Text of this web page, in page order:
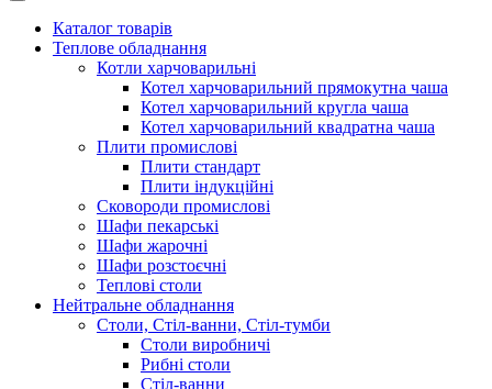
Каталог товарів
Теплове обладнання
Котли харчоварильні
Котел харчоварильний прямокутна чаша
Котел харчоварильний кругла чаша
Котел харчоварильний квадратна чаша
Плити промислові
Плити стандарт
Плити індукційні
Сковороди промислові
Шафи пекарські
Шафи жарочні
Шафи розстоєчні
Теплові столи
Нейтральне обладнання
Столи, Стіл-ванни, Стіл-тумби
Столи виробничі
Рибні столи
Стіл-ванни